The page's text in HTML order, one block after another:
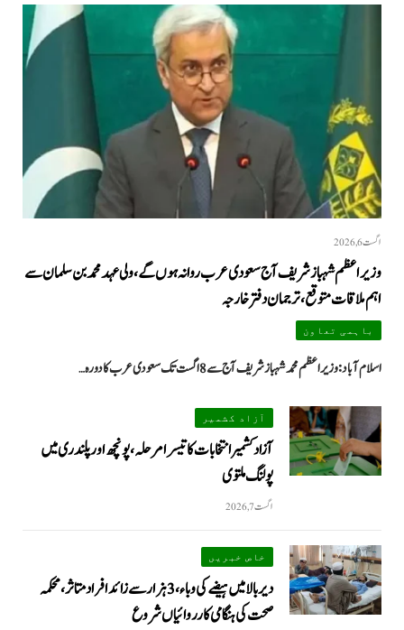
اگست 6, 2026
وزیراعظم شہباز شریف آج سعودی عرب روانہ ہوں گے، ولی عہد محمد بن سلمان سے
اہم ملاقات متوقع، ترجمان دفتر خارجہ
باہمی تعاون
اسلام آباد: وزیراعظم محمد شہباز شریف آج سے 8 اگست تک سعودی عرب کا دورہ…
آزاد کشمیر
آزاد کشمیر انتخابات کا تیسرا مرحلہ، پونچھ اور پلندری میں
پولنگ ملتوی
اگست 7, 2026
خاص خبریں
دیر بالا میں ہیضے کی وباء، 3 ہزار سے زائد افراد متاثر، محکمہ
صحت کی ہنگامی کارروائیاں شروع